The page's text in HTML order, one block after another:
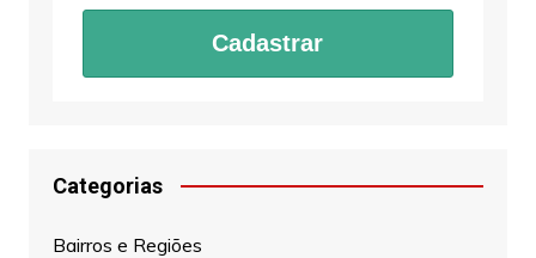
Cadastrar
Categorias
Bairros e Regiões